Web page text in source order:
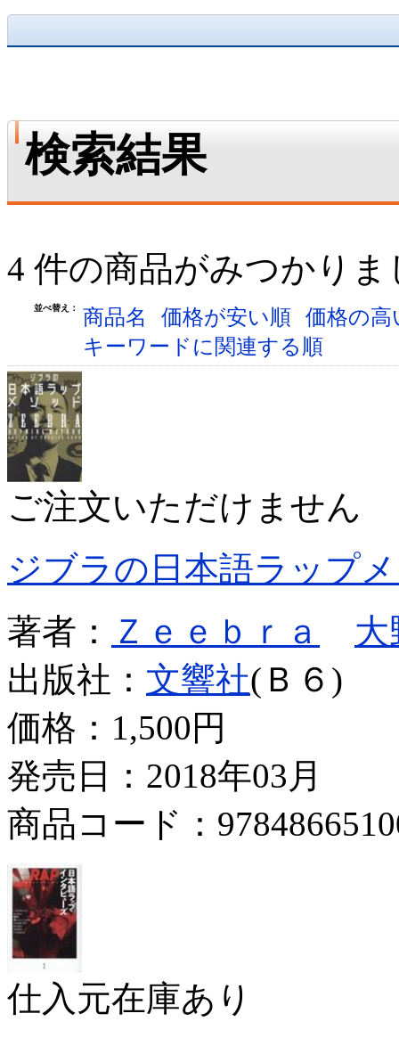
検索結果
4 件の商品がみつかりま
並べ替え： 商品名 価格が安い順 価格の
キーワードに関連する順
ご注文いただけません
ジブラの日本語ラップ
著者：
Ｚｅｅｂｒａ
大
出版社： 文響社(Ｂ６)
価格： 1,500円
発売日：2018年03月
商品コード：
仕入元在庫あり